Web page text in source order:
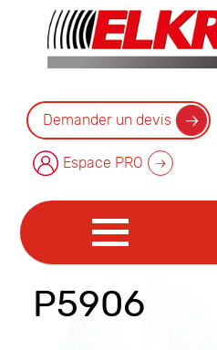
Demander un devis
Espace PRO
P5906